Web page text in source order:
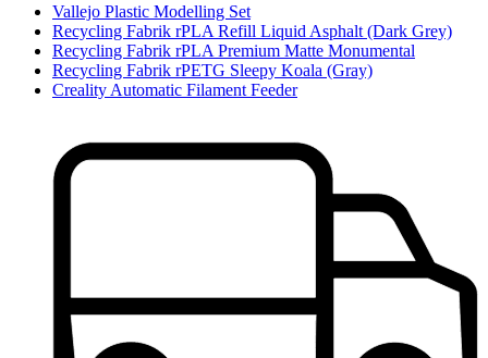
Vallejo Plastic Modelling Set
Recycling Fabrik rPLA Refill Liquid Asphalt (Dark Grey)
Recycling Fabrik rPLA Premium Matte Monumental
Recycling Fabrik rPETG Sleepy Koala (Gray)
Creality Automatic Filament Feeder